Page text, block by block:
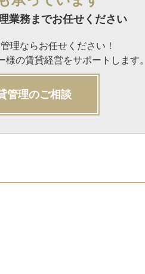
業務までお任せください
理ならお任せください！
の賃貸経営をサポートします。
管理のご相談